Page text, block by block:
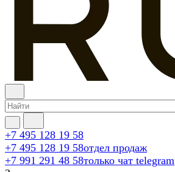
+7 495 128 19 58
+7 495 128 19 58отдел продаж
+7 991 291 48 58только чат telegram